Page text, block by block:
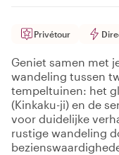
Privétour
Geniet samen met
wandeling tussen
tempeltuinen: het
(Kinkaku-ji) en de
voor duidelijke
rustige wandeling